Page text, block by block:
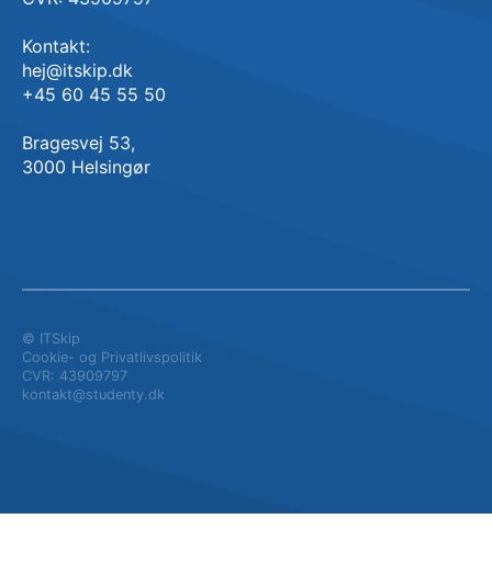
Kontakt:
hej@itskip.dk
+45 60 45 55 50
Bragesvej 53,
3000 Helsingør
© ITSkip
Cookie- og Privatlivspolitik
CVR: 43909797
kontakt@studenty.dk